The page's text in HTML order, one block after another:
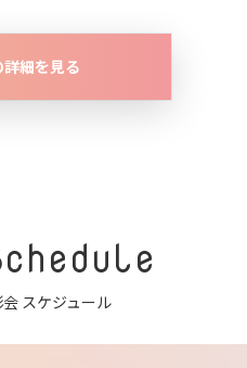
細を見る
スケジュール